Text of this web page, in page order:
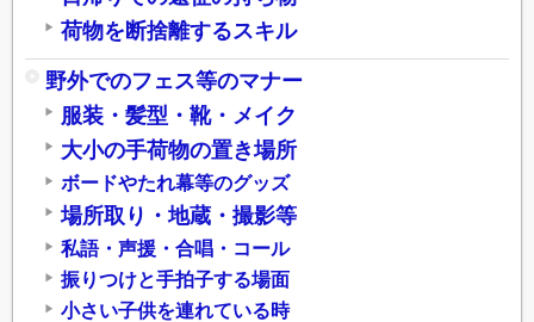
荷物を断捨離するスキル
野外でのフェス等のマナー
服装・髪型・靴・メイク
大小の手荷物の置き場所
ボードやたれ幕等のグッズ
場所取り・地蔵・撮影等
私語・声援・合唱・コール
振りつけと手拍子する場面
小さい子供を連れている時